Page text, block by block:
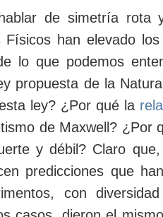
de simetría rota
Físicos han elevado
lo que podemos
propuesta de la
ley? ¿Por qué la
de Maxwell? ¿Por
y débil? Claro
predicciones que
con